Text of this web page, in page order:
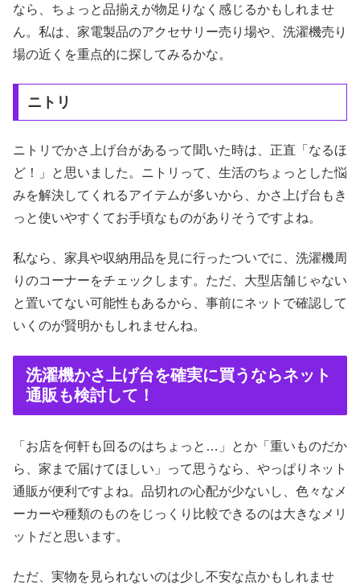
なら、ちょっと品揃えが物足りなく感じるかもしれませ
ん。私は、家電製品のアクセサリー売り場や、洗濯機売り
場の近くを重点的に探してみるかな。
ニトリ
ニトリでかさ上げ台があるって聞いた時は、正直「なるほ
ど！」と思いました。ニトリって、生活のちょっとした悩
みを解決してくれるアイテムが多いから、かさ上げ台もき
っと使いやすくてお手頃なものがありそうですよね。
私なら、家具や収納用品を見に行ったついでに、洗濯機周
りのコーナーをチェックします。ただ、大型店舗じゃない
と置いてない可能性もあるから、事前にネットで確認して
いくのが賢明かもしれませんね。
洗濯機かさ上げ台を確実に買うならネット
通販も検討して！
「お店を何軒も回るのはちょっと…」とか「重いものだか
ら、家まで届けてほしい」って思うなら、やっぱりネット
通販が便利ですよね。品切れの心配が少ないし、色々なメ
ーカーや種類のものをじっくり比較できるのは大きなメリ
ットだと思います。
ただ、実物を見られないのは少し不安な点かもしれませ